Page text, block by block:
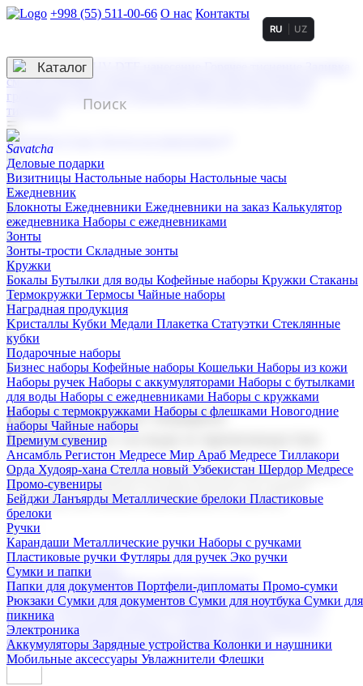
+998 (55) 511-00-66 О нас Контакты
3D гравировка
смолой (Doming)
гравировка твердая
тиснение
RU UZ
☰
Контакты
Каталог
Деловые подарки
Визитницы Настольные наборы Настольные часы
Ежедневник
Блокноты Ежедневники Ежедневники на заказ Калькулятор
ежедневника Наборы с ежедневниками
Зонты
Зонты-трости Складные зонты
Кружки
Бокалы Бутылки для воды Кофейные наборы Кружки Стаканы
Термокружки Термосы Чайные наборы
Наградная продукция
Kристаллы Кубки Медали Плакетка Статуэтки Стеклянные
кубки
Подарочные наборы
Бизнес наборы Кофейные наборы Кошельки Наборы из кожи
Наборы ручек Наборы с аккумуляторами Наборы с бутылками
для воды Наборы с ежедневниками Наборы с кружками
Наборы с термокружками Наборы с флешками Новогодние
наборы Чайные наборы
Премиум сувенир
Ансамбль Регистон Медресе Мир Араб Медресе Тиллакори
Орда Худояр-хана Стелла новый Узбекистан Шердор Медресе
Промо-сувениры
Бейджи Ланъярды Металлические брелоки Пластиковые
брелоки
Ручки
Карандаши Металлические ручки Наборы с ручками
Пластиковые ручки Футляры для ручек Эко ручки
Сумки и папки
Папки для документов Портфели-дипломаты Промо-сумки
Рюкзаки Сумки для документов Сумки для ноутбука Сумки для
пикника
Электроника
Аккумуляторы Зарядные устройства Колонки и наушники
Мобильные аксессуары Увлажнители Флешки
Корпоративные подарки
Поставка со склада и производство
Мы предлагаем широкий выбор корпоративных подарков и
сувениров с логотипом. В нашем каталоге вы найдете
продукцию для бизнеса, мероприятия и клиентов.
Подарочные наборы
Бизнес наборыКофейные наборы Кошельки
Наборы из кожиНаборы ручекНаборы с аккумуляторами
Наборы с бутылками для воды
Наборы с ежедневниками
Наборы с кружками
флешкамиНовогодние наборыЧайные наборы